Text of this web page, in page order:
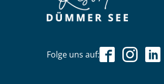
Folge uns auf: